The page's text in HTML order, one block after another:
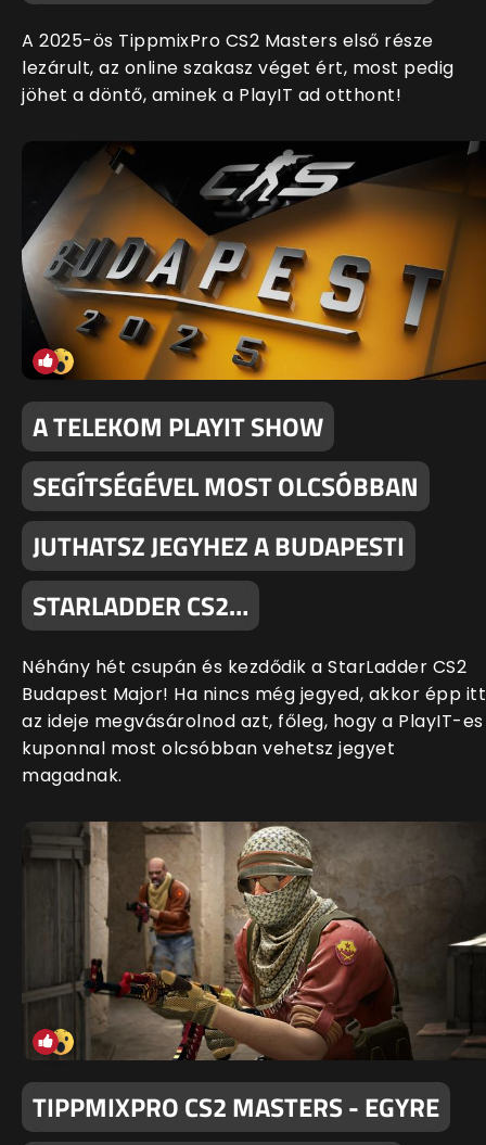
A 2025-ös TippmixPro CS2 Masters első része
lezárult, az online szakasz véget ért, most pedig
jöhet a döntő, aminek a PlayIT ad otthont!
A TELEKOM PLAYIT SHOW
SEGÍTSÉGÉVEL MOST OLCSÓBBAN
JUTHATSZ JEGYHEZ A BUDAPESTI
STARLADDER CS2…
Néhány hét csupán és kezdődik a StarLadder CS2
Budapest Major! Ha nincs még jegyed, akkor épp itt
az ideje megvásárolnod azt, főleg, hogy a PlayIT-es
kuponnal most olcsóbban vehetsz jegyet
magadnak.
TIPPMIXPRO CS2 MASTERS - EGYRE